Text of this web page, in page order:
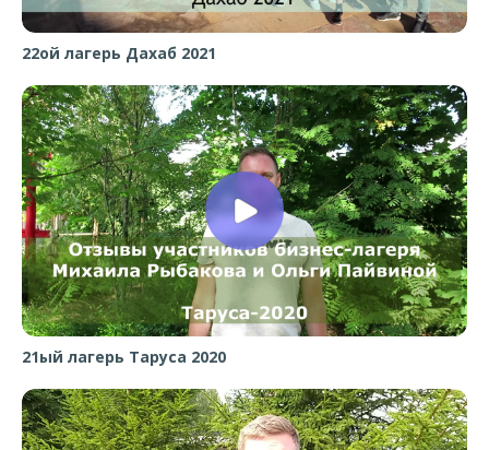
22ой лагерь Дахаб 2021
21ый лагерь Таруса 2020